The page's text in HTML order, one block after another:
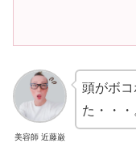
美容師 近藤巌
頭がボ
た・・・